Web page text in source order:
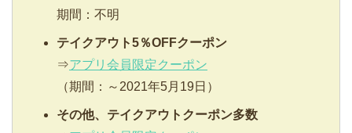
期間：不明
テイクアウト5％OFFクーポン
⇒アプリ会員限定クーポン
（期間：～2021年5月19日）
その他、テイクアウトクーポン多数